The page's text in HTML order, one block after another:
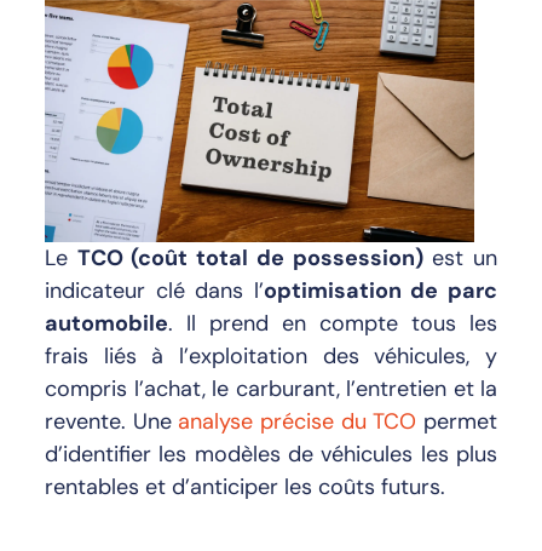
Le TCO (coût total de possession)est un
indicateur clé dans l’optimisation de parc
automobile. Il prend en compte tous les
frais liés à l’exploitation des véhicules, y
compris l’achat, le carburant, l’entretien et la
revente. Une analyse précise du TCO permet
d’identifier les modèles de véhicules les plus
rentables et d’anticiper les coûts futurs.